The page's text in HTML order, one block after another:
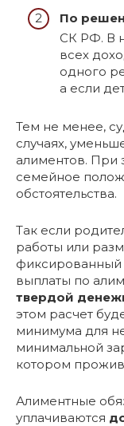
По
СК РФ. В
всех
одного
а если
Тем не менее,
случаях,
алиментов. При
семейное
обстоятельства.
Так если
работы или
фиксированный
выплаты по
твердой
этом расчет
минимума для
минимальной
котором
Алиментные
уплачиваются